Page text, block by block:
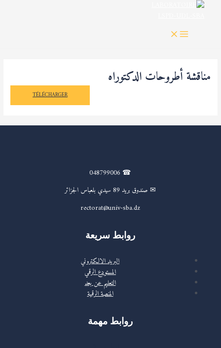
مناقشة أطروحات الدكتوراه
TÉLÉCHARGER
☎ 048799006
✉ صندوق بريد 89 سيدي بلعباس الجزائر
rectorat@univ-sba.dz
روابط سريعة
البريد الالكتروني
المستودع الرقمي
التعليم عن بعد
المنصة الرقمية
روابط مهمة